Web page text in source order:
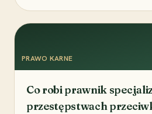
PRAWO KARNE
Co robi prawnik
przestępstwach